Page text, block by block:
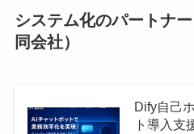
システム化のパートナ
同会社）
Dify自己
ト導入支